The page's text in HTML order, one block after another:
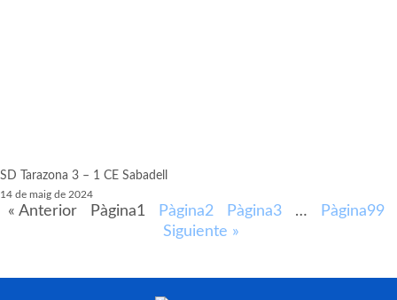
SD Tarazona 3 – 1 CE Sabadell
14 de maig de 2024
« Anterior Pàgina1 Pàgina2 Pàgina3 … Pàgina99
Siguiente »